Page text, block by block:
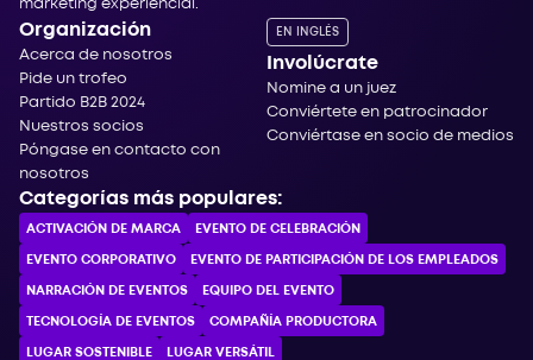
marketing experiencial.
Organización
Acerca de nosotros
Pide un trofeo
Partido B2B 2024
Nuestros socios
Póngase en contacto con
nosotros
EN INGLÉS
Involúcrate
Nomine a un juez
Conviértete en patrocinador
Conviértase en socio de medios
Categorías más populares:
ACTIVACIÓN DE MARCA EVENTO DE CELEBRACIÓN
EVENTO CORPORATIVO EVENTO DE PARTICIPACIÓN DE LOS EMPLEADOS
NARRACIÓN DE EVENTOS EQUIPO DEL EVENTO
TECNOLOGÍA DE EVENTOS COMPAÑÍA PRODUCTORA
LUGAR SOSTENIBLE LUGAR VERSÁTIL